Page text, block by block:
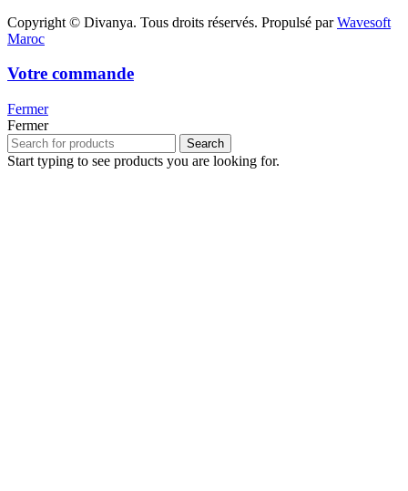
Copyright © Divanya. Tous droits réservés. Propulsé parWavesoft
Maroc
Votre commande
Fermer
Fermer
Search
Start typing to see products you are looking for.